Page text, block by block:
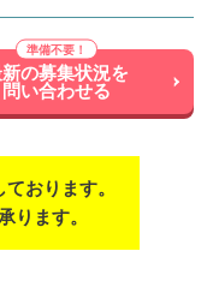
の募集状況を
問い合わせる
おります。
ります。